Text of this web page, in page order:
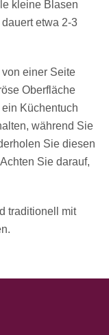
kleine Blasen
etwa 2-3
einer Seite
Oberfläche
Küchentuch
während Sie
Sie diesen
Sie darauf,
traditionell mit